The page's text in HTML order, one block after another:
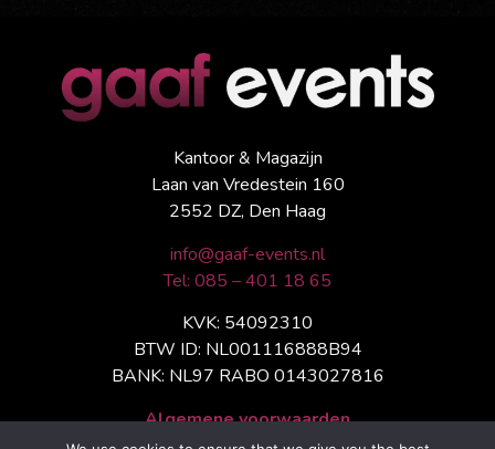
Kantoor & Magazijn
Laan van Vredestein 160
2552 DZ, Den Haag
info@gaaf-events.nl
Tel: 085 – 401 18 65
KVK: 54092310
BTW ID: NL001116888B94
BANK: NL97 RABO 0143027816
Algemene voorwaarden